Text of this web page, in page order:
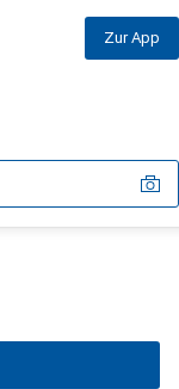
Zur App